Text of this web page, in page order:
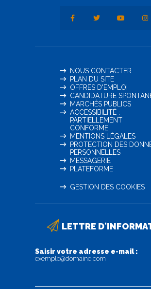
NOUS CONTACTER
PLAN DU SITE
OFFRES D'EMPLOI
CANDIDATURE
MARCHÉS PUBLICS
ACCESSIBILITÉ :
PARTIELLEMENT
CONFORME
MENTIONS LÉGALES
PROTECTION DES
PERSONNELLES
MESSAGERIE
PLATEFORME
GESTION DES COOKIES
LETTRE
Saisir votre adresse e-mail :
exemple@domaine.com